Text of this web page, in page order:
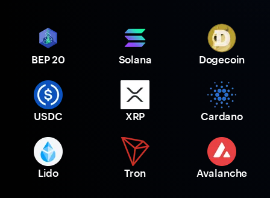
BEP 20 Solana Dogecoin
USDC XRP Cardano
Lido Tron Avalanche